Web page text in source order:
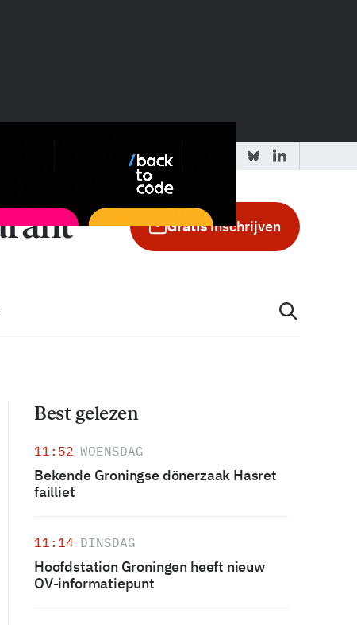
Adverteren in de GIC
Gratisinschrijven
Best gelezen
11:52 WOENSDAG
Bekende Groningse dönerzaak Hasret
failliet
11:14 DINSDAG
Hoofdstation Groningen heeft nieuw
OV-informatiepunt